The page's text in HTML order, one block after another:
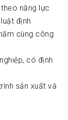
năng lực
định.
cùng công
có định
sản xuất và